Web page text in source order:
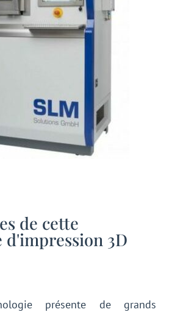
de cette
3D
présente de grands